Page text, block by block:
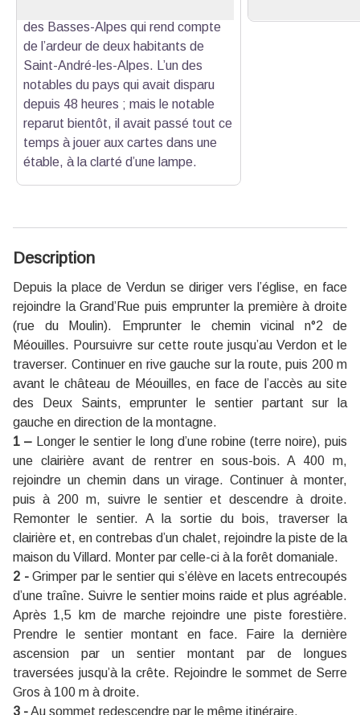
des Basses-Alpes qui rend compte
de l’ardeur de deux habitants de
Saint-André-les-Alpes. L’un des
notables du pays qui avait disparu
depuis 48 heures ; mais le notable
reparut bientôt, il avait passé tout ce
temps à jouer aux cartes dans une
étable, à la clarté d’une lampe.
Description
Depuis la place de Verdun se diriger vers l’église, en face
rejoindre la Grand’Rue puis emprunter la première à droite
(rue du Moulin). Emprunter le chemin vicinal n°2 de
Méouilles. Poursuivre sur cette route jusqu’au Verdon et le
traverser. Continuer en rive gauche sur la route, puis 200 m
avant le château de Méouilles, en face de l’accès au site
des Deux Saints, emprunter le sentier partant sur la
gauche en direction de la montagne.
1 – Longer le sentier le long d’une robine (terre noire), puis
une clairière avant de rentrer en sous-bois. A 400 m,
rejoindre un chemin dans un virage. Continuer à monter,
puis à 200 m, suivre le sentier et descendre à droite.
Remonter le sentier. A la sortie du bois, traverser la
clairière et, en contrebas d’un chalet, rejoindre la piste de la
maison du Villard. Monter par celle-ci à la forêt domaniale.
2 -Grimper par le sentier qui s’élève en lacets entrecoupés
d’une traîne. Suivre le sentier moins raide et plus agréable.
Après 1,5 km de marche rejoindre une piste forestière.
Prendre le sentier montant en face. Faire la dernière
ascension par un sentier montant par de longues
traversées jusqu’à la crête. Rejoindre le sommet de Serre
Gros à 100 m à droite.
3 -Au sommet redescendre par le même itinéraire.